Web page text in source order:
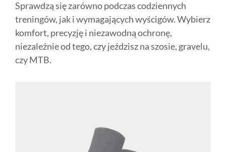
Sprawdzą się zarówno podczas codziennych
treningów, jak i wymagających wyścigów. Wybierz
komfort, precyzję i niezawodną ochronę,
niezależnie od tego, czy jeździsz na szosie, gravelu,
czy MTB.